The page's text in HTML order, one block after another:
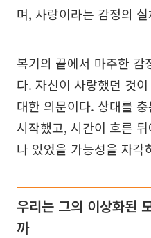
며, 사랑이라는 감정의
복기의 끝에서 마주한 감
다. 자신이 사랑했던 것
대한 의문이다. 상대를
시작했고, 시간이 흐른
나 있었을 가능성을 자각
우리는 그의 이상화된
까